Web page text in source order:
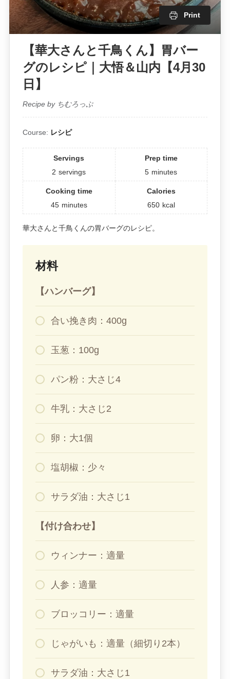
Print
【華大さんと千鳥くん】胃バー
グのレシピ｜大悟＆山内【4月30
日】
Recipe by ちむろっぷ
Course: レシピ
Servings
2 servings
Prep time
5 minutes
Cooking time
45 minutes
Calories
650 kcal
華大さんと千鳥くんの胃バーグのレシピ。
材料
【ハンバーグ】
合い挽き肉：400g
玉葱：100g
パン粉：大さじ4
牛乳：大さじ2
卵：大1個
塩胡椒：少々
サラダ油：大さじ1
【付け合わせ】
ウィンナー：適量
人参：適量
ブロッコリー：適量
じゃがいも：適量（細切り2本）
サラダ油：大さじ1